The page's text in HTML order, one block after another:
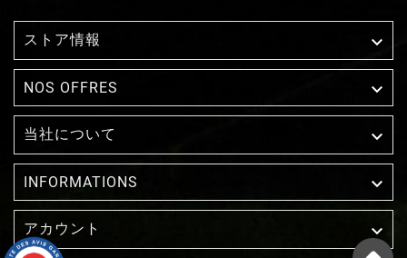
ストア情報 
NOS OFFRES 
当社について 
INFORMATIONS 
アカウント 